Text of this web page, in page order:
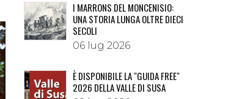
I MARRONS DEL MONCENISIO:
UNA STORIA LUNGA OLTRE DIECI
SECOLI
06 lug 2026
È DISPONIBILE LA "GUIDA FREE"
2026 DELLA VALLE DI SUSA